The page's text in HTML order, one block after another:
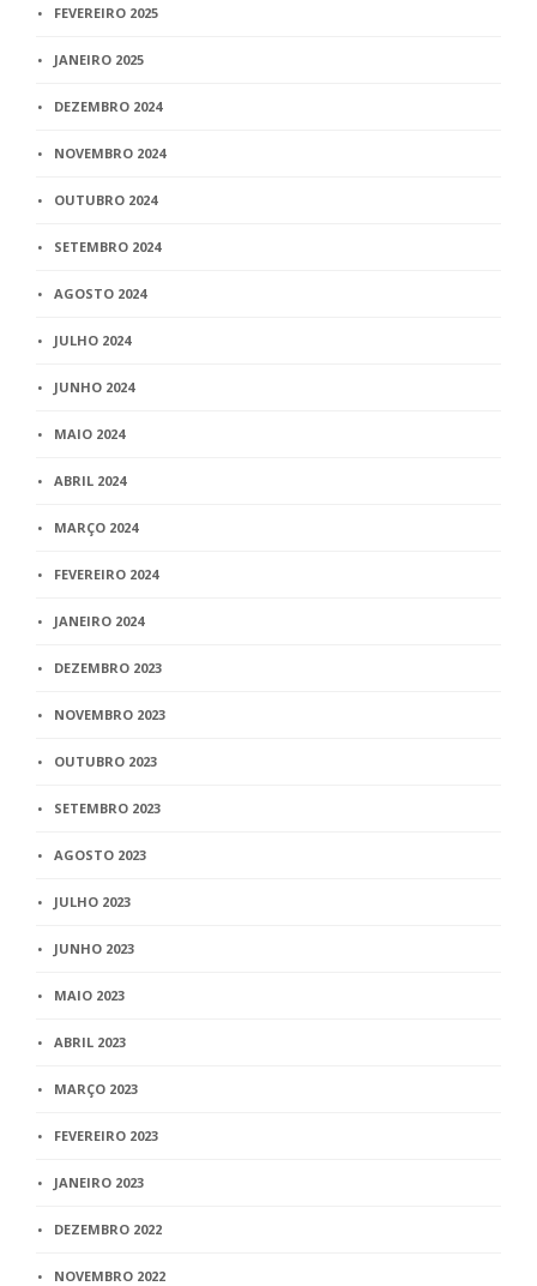
FEVEREIRO 2025
JANEIRO 2025
DEZEMBRO 2024
NOVEMBRO 2024
OUTUBRO 2024
SETEMBRO 2024
AGOSTO 2024
JULHO 2024
JUNHO 2024
MAIO 2024
ABRIL 2024
MARÇO 2024
FEVEREIRO 2024
JANEIRO 2024
DEZEMBRO 2023
NOVEMBRO 2023
OUTUBRO 2023
SETEMBRO 2023
AGOSTO 2023
JULHO 2023
JUNHO 2023
MAIO 2023
ABRIL 2023
MARÇO 2023
FEVEREIRO 2023
JANEIRO 2023
DEZEMBRO 2022
NOVEMBRO 2022